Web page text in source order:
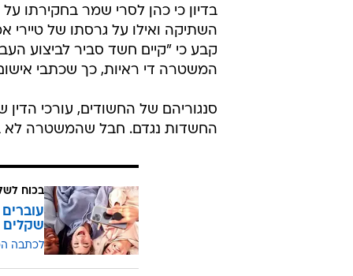
בדיון כי כהן לסרי שמר בחקירתו על
השתיקה ואילו על גרסתו של טיירי
קבע כי "קיים חשד סביר לביצוע
המשטרה די ראיות, כך שכתבי אישום
סנגוריהם של החשודים, עורכי
החשדות נגדם. חבל שהמשטרה לא
בכוח
שקלים
לכתבה